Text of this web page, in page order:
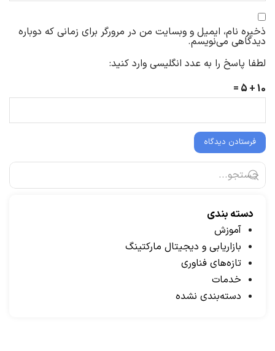
دسته بندی
آموزش
بازاریابی و دیجیتال مارکتینگ
تازه‌های فناوری
خدمات
دسته‌بندی نشده
ذخیره نام، ایمیل و وبسایت من در مرورگر برای زمانی که دوباره
دیدگاهی می‌نویسم.
لطفا پاسخ را به عدد انگلیسی وارد کنید:
10 + 5 =